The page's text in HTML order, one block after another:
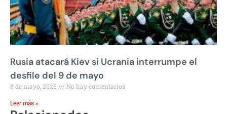
Rusia atacará Kiev si Ucrania interrumpe el
desfile del 9 de mayo
8 de mayo, 2026 No hay comentarios
Leer más »